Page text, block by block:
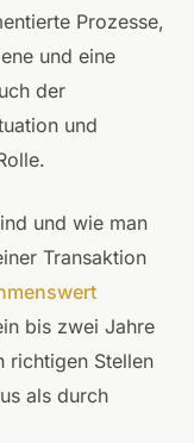
Prozesse,
und eine
der
und
und wie man
Transaktion
bis zwei Jahre
richtigen Stellen
als durch